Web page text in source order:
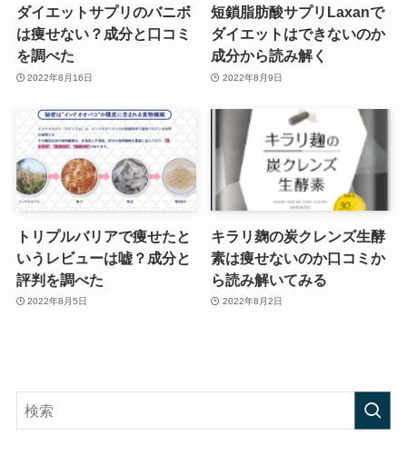
ダイエットサプリのバニボ
は痩せない？成分と口コミ
を調べた
2022年8月16日
短鎖脂肪酸サプリLaxanで
ダイエットはできないのか
成分から読み解く
2022年8月9日
トリプルバリアで痩せたと
いうレビューは嘘？成分と
評判を調べた
2022年8月5日
キラリ麹の炭クレンズ生酵
素は痩せないのか口コミか
ら読み解いてみる
2022年8月2日